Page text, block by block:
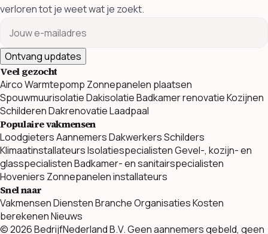
verloren tot je weet wat je zoekt.
Ontvang updates
Veel gezocht
AircoWarmtepomp Zonnepanelen plaatsen
SpouwmuurisolatieDakisolatieBadkamer renovatieKozijnen
SchilderenDakrenovatieLaadpaal
Populaire vakmensen
LoodgietersAannemersDakwerkersSchilders
KlimaatinstallateursIsolatiespecialistenGevel-, kozijn- en
glasspecialistenBadkamer- en sanitairspecialisten
Hoveniers Zonnepanelen installateurs
Snel naar
VakmensenDienstenBranche OrganisatiesKosten
berekenenNieuws
© 2026 BedrijfNederland B.V. Geen aannemers gebeld, geen